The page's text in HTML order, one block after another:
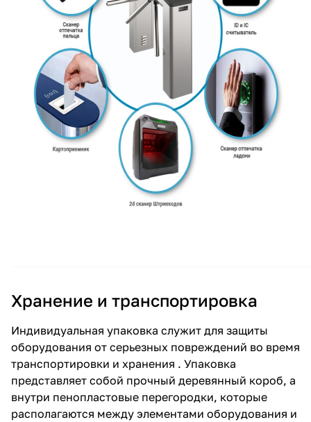
Хранение и транспортировка
Индивидуальная упаковка служит для защиты
оборудования от серьезных повреждений во время
транспортировки и хранения . Упаковка
представляет собой прочный деревянный короб, а
внутри пенопластовые перегородки, которые
располагаются между элементами оборудования и